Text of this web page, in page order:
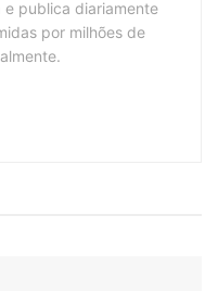
publica diariamente
por milhões de